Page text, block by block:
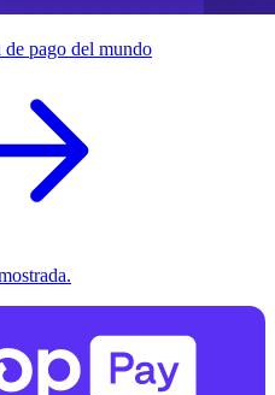
pago del mundo